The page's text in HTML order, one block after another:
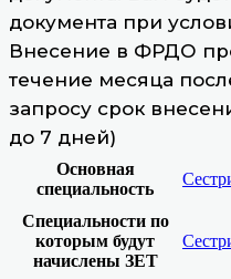
документа при
Внесение в ФРДО
течение месяца
запросу срок
до 7 дней)
Основная
специальность
Специальности по
которым будут
начислены ЗЕТ